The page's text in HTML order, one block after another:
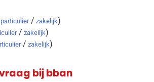
particulier / zakelijk)
/ zakelijk)
/ zakelijk)
bij bban